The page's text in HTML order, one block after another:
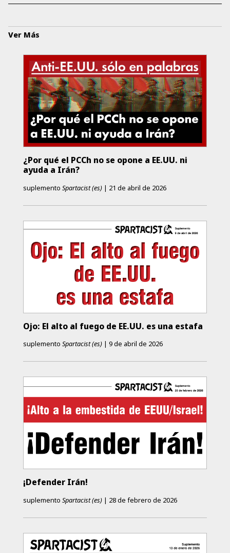
Ver Más
¿Por qué el PCCh no se opone a EE.UU. ni
ayuda a Irán?
suplemento Spartacist (es) | 21 de abril de 2026
Ojo: El alto al fuego de EE.UU. es una estafa
suplemento Spartacist (es) | 9 de abril de 2026
¡Defender Irán!
suplemento Spartacist (es) | 28 de febrero de 2026